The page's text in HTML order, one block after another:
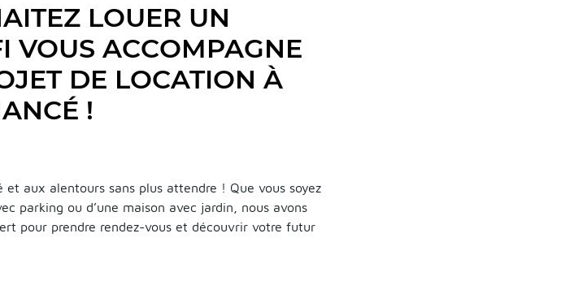
LOUER UN
VOUS ACCOMPAGNE
DE LOCATION À
!
aux alentours sans plus attendre ! Que vous soyez
parking ou d’une maison avec jardin, nous avons
pour prendre rendez-vous et découvrir votre futur